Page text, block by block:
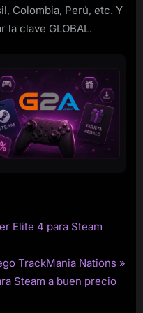
Colombia, Perú, etc. Y
la clave GLOBAL.
Elite 4 para Steam
TrackMania Nations
Steam a buen precio